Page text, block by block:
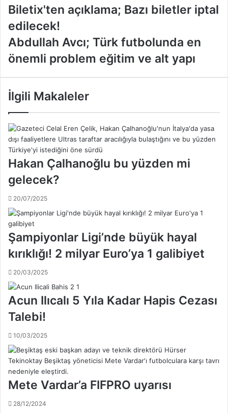
B
l
e
i
t
e
n
a
ç
ı
l
a
m
a
;
B
a
z
i
l
e
t
r
i
p
t
a
l
e
Biletix'ten açıklama; Bazı biletler iptal
edilecek!
A
d
l
h
A
v
c
;
T
ü
r
k
f
u
t
b
l
u
n
d
n
ö
n
e
m
i
Abdullah Avcı; Türk futbolunda en
önemli problem eğitim ve alt yapı
İlgili Makaleler
Hakan Çalhanoğlu bu yüzden mi
gelecek?
20/07/2025
Şampiyonlar Ligi’nde büyük hayal
kırıklığı! 2 milyar Euro’ya 1 galibiyet
20/03/2025
Acun Ilıcalı 5 Yıla Kadar Hapis Cezası
Talebi!
10/03/2025
Mete Vardar’a FIFPRO uyarısı
28/12/2024